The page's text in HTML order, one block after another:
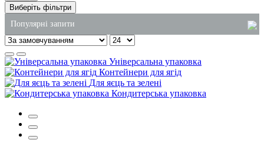
Виберіть фільтри
Популярні запити
купити харчове пластикове відро
пакети купити оптом
контейнери з харчової алюмінієвої фольги
упаковка для тістечка
упаковка для тортів пластик
Універсальна упаковка
Контейнери для ягід
Для яєць та зелені
Кондитерська упаковка